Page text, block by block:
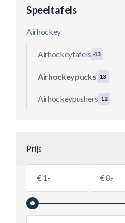
Prijs
€ €
Speeltafels
Airhockey
Airhockeytafels 43
Airhockeypucks 13
Airhockeypushers 12